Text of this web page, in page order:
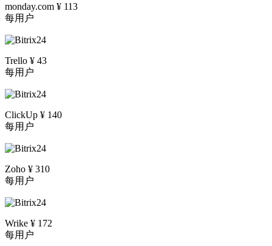
monday.com ¥ 113
每用户
Trello ¥ 43
每用户
ClickUp ¥ 140
每用户
Zoho ¥ 310
每用户
Wrike ¥ 172
每用户